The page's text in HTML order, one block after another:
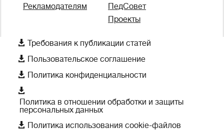
Рекламодателям
ПедСовет
Проекты
 Требования к публикации статей
 Пользовательское соглашение
 Политика конфиденциальности

Политика в отношении обработки и защиты
персональных данных
 Политика использования cookie-файлов